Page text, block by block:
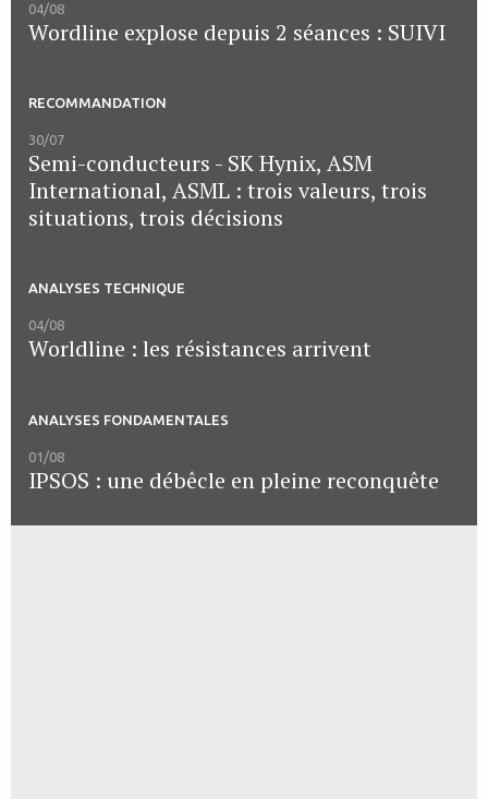
04/08
Wordline explose depuis 2 séances : SUIVI
RECOMMANDATION
30/07
Semi-conducteurs - SK Hynix, ASM
International, ASML : trois valeurs, trois
situations, trois décisions
ANALYSES TECHNIQUE
04/08
Worldline : les résistances arrivent
ANALYSES FONDAMENTALES
01/08
IPSOS : une débêcle en pleine reconquête